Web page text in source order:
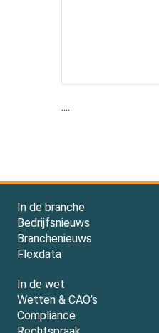
....
In de branche
Bedrijfsnieuws
Branchenieuws
Flexdata
In de wet
Wetten & CAO’s
Compliance